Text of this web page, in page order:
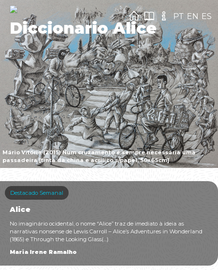
Mário Vitória (2015) Num cruzamento é sempre necessária uma
passadeira [tinta da china e acrílico s/papel, 50x65cm]
Diccionario Alice
PT EN ES
Destacado Semanal
Alice
No imaginário ocidental, o nome “Alice” traz de imediato à ideia as
narrativas nonsense de Lewis Carroll – Alice’s Adventures in Wonderland
(1865) e Through the Looking Glass(...)
Maria Irene Ramalho